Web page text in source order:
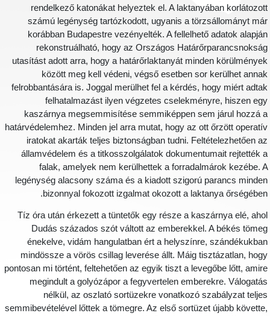
rendelkező katonákat helyeztek el. A laktanyában
számú legénység tartózkodott, ugyanis a törzsállományt
korábban Budapestre vezényelték. A fellelhető adatok
rekonstruálható, hogy az Országos
utasítást adott arra, hogy a határőrlaktanyát minden
között meg kell védeni, végső esetben sor kerülhet
felrobbantására is. Joggal merülhet fel a kérdés, hogy miért
felhatalmazást ilyen végzetes cselekményre, hiszen
kaszárnya megsemmisítése semmiképpen sem járul hozzá
határvédelemhez. Minden jel arra mutat, hogy az ott őrzött
iratokat akarták teljes biztonságban tudni. Feltételezhetően
államvédelem és a titkosszolgálatok dokumentumait rejtették
falak, amelyek nem kerülhettek a forradalmárok kezébe.
legénység alacsony száma és a kiadott szigorú parancs
bizonnyal fokozott izgalmat okozott a laktanya
Tíz óra után érkezett a tüntetők egy része a kaszárnya elé,
Dudás százados szót váltott az emberekkel. A békés
énekelve, vidám hangulatban ért a helyszínre,
mindössze a vörös csillag leverése állt. Máig tisztázatlan,
pontosan mi történt, feltehetően az egyik tiszt a levegőbe lőtt,
megindult a golyózápor a fegyvertelen emberekre.
nélkül, az oszlató sortüzekre vonatkozó szabályzat
semmibevételével lőttek a tömegre. Az első sortüzet újabb